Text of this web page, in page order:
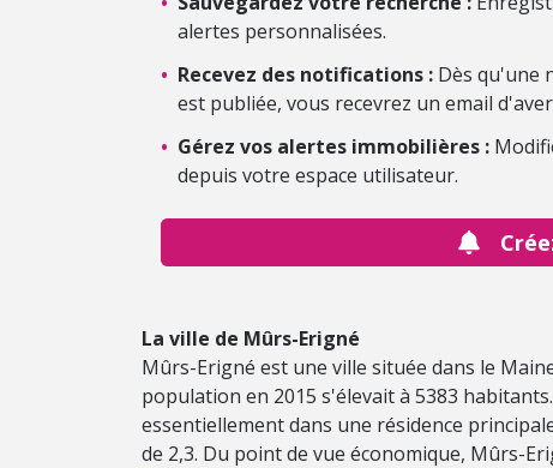
alertes personnalisées.
• Recevez des notifications : Dès qu'une
est publiée, vous recevrez un email
• Gérez vos alertes immobilières :
depuis votre espace utilisateur.
La ville de Mûrs-Erigné
Mûrs-Erigné est une ville située dans le
population en 2015 s'élevait à 5383
essentiellement dans une résidence
de 2,3. Du point de vue économique, Mûrs-